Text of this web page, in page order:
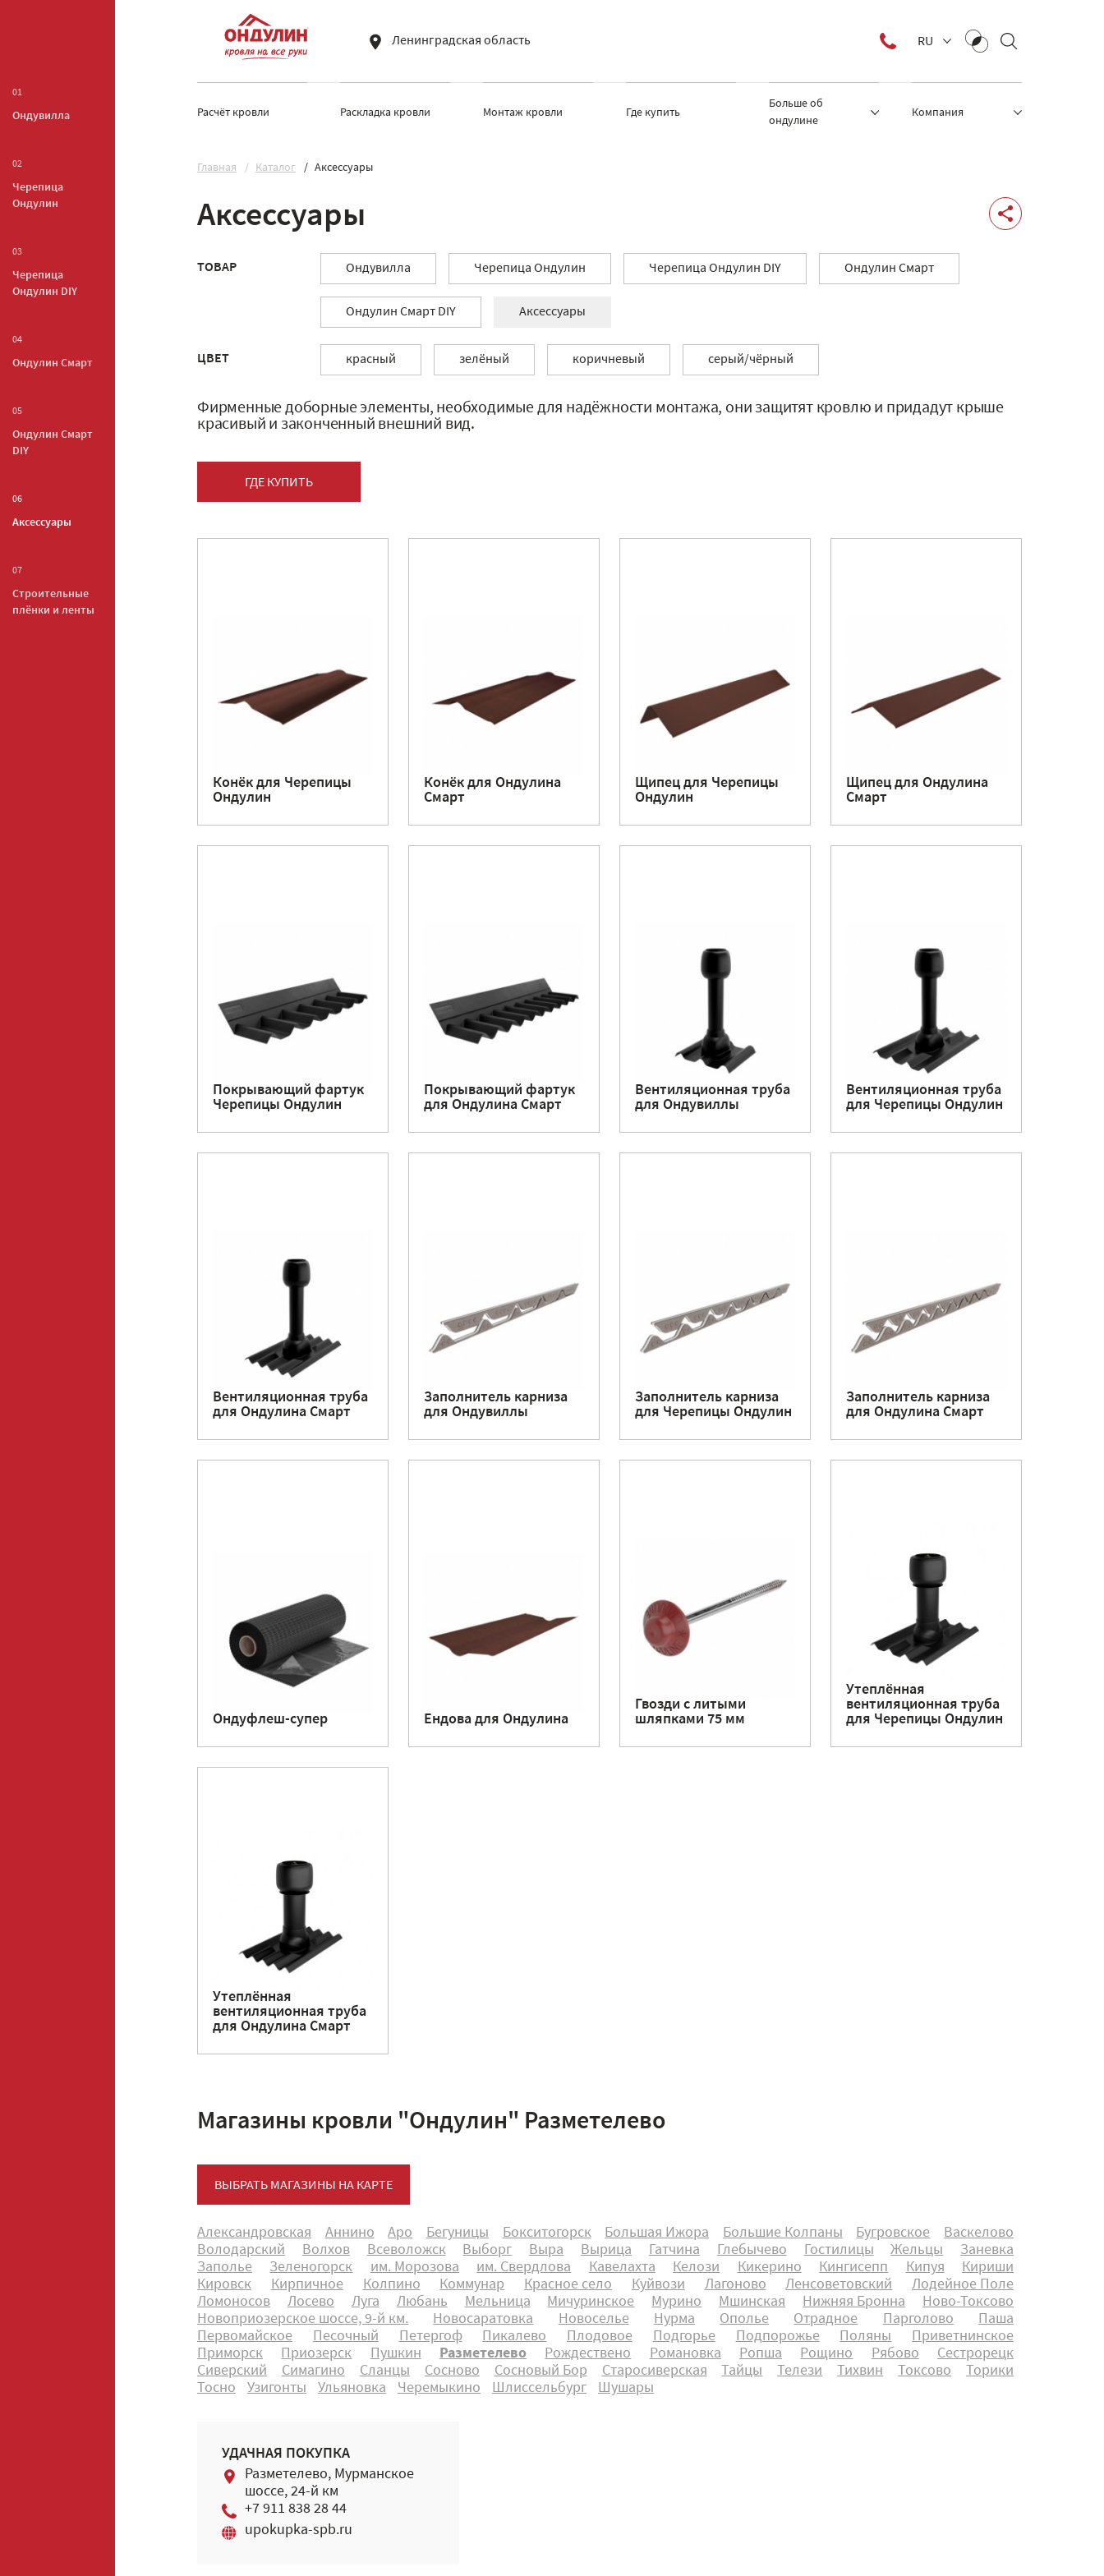
01
Ондувилла
02
Черепица
Ондулин
03
Черепица
Ондулин DIY
04
Ондулин Смарт
05
Ондулин Смарт
DIY
06
Аксессуары
07
Строительные
плёнки и ленты
Ленинградская область RU
Расчёт кровли Раскладка кровли Монтаж кровли Где купить
Больше об
ондулине
Компания
Главная Каталог Аксессуары
Аксессуары
ТОВАР Ондувилла Черепица Ондулин Черепица Ондулин DIY Ондулин Смарт
Ондулин Смарт DIY Аксессуары
ЦВЕТ красный зелёный коричневый серый/чёрный
Фирменные доборные элементы, необходимые для надёжности монтажа, они защитят кровлю и придадут крыше
красивый и законченный внешний вид.
ГДЕ КУПИТЬ
Конёк для Черепицы
Ондулин
Конёк для Ондулина
Смарт
Щипец для Черепицы
Ондулин
Щипец для Ондулина
Смарт
Покрывающий фартук
Черепицы Ондулин
Покрывающий фартук
для Ондулина Смарт
Вентиляционная труба
для Ондувиллы
Вентиляционная труба
для Черепицы Ондулин
Вентиляционная труба
для Ондулина Смарт
Заполнитель карниза
для Ондувиллы
Заполнитель карниза
для Черепицы Ондулин
Заполнитель карниза
для Ондулина Смарт
Ондуфлеш-супер Ендова для Ондулина
Гвозди с литыми
шляпками 75 мм
Утеплённая
вентиляционная труба
для Черепицы Ондулин
Утеплённая
вентиляционная труба
для Ондулина Смарт
Магазины кровли "Ондулин" Разметелево
ВЫБРАТЬ МАГАЗИНЫ НА КАРТЕ
Александровская Аннино Аро Бегуницы Бокситогорск Большая Ижора Большие Колпаны Бугровское
Васкелово
Володарский
Волхов Всеволожск Выборг Выра Вырица Гатчина Глебычево Гостилицы Жельцы
Заневка
Заполье
Зеленогорск им. Морозова им. Свердлова Кавелахта Келози Кикерино Кингисепп Кипуя
Кириши
Кировск
Кирпичное Колпино Коммунар Красное село Куйвози Лагоново Ленсоветовский
Лодейное Поле
Ломоносов
Лосево Луга Любань Мельница Мичуринское Мурино Мшинская Нижняя Бронна
Ново-Токсово
Новоприозерское шоссе, 9-й км.
Новосаратовка Новоселье Нурма Ополье Отрадное Парголово
Паша
Первомайское
Песочный Петергоф Пикалево Плодовое Подгорье Подпорожье Поляны
Приветнинское
Приморск
Приозерск Пушкин Разметелево Рождествено Романовка Ропша Рощино Рябово
Сестрорецк
Сиверский
Симагино Сланцы Сосново Сосновый Бор Старосиверская Тайцы Телези Тихвин Токсово
Торики
Тосно
Узигонты Ульяновка Черемыкино Шлиссельбург Шушары
УДАЧНАЯ ПОКУПКА
Разметелево, Мурманское
шоссе, 24-й км
+7 911 838 28 44
upokupka-spb.ru